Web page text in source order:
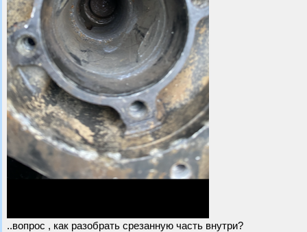
..вопрос , как разобрать срезанную часть внутри?